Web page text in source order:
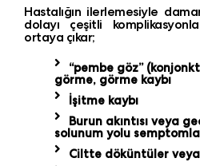
Hastalığın ilerlemesiyle
dolayı çeşitli
ortaya çıkar;
“pembe göz”
görme, görme kaybı
İşitme kaybı
Burun akıntısı veya
solunum yolu
Ciltte döküntüler